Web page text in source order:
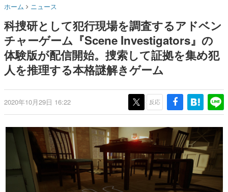
名作ゲームクリエイターの方々に製作時のエピソードをお
きます。
赫本
この物語を解いてはいけない。『赫本』は、〈試験問題〉
の形をした短編ホラー小説集です。
これからのデジタルゲーム市場を担う若きクリエイター達
の姿を追い、彼らのルーツと情熱を探っていきます。
ゲームに多大な影響を受けた作家さんに取材し、ゲームが
日本のコンテンツ産業やカルチャーに与えた影響を探る企
画です。
日本モバイルゲーム産業史
日本のモバイルゲーム史における主要なトピック・タイト
ルを網羅するほか、開発者へのインタビューや識者による
解説を掲載。約20年の歴史が一望できる決定版！
わいい
ホーム ニュース
科捜研として犯行現場を調査するアドベン
チャーゲーム『Scene Investigators』の
体験版が配信開始。捜索して証拠を集め犯
人を推理する本格謎解きゲーム
2020年10月29日 16:22 反応